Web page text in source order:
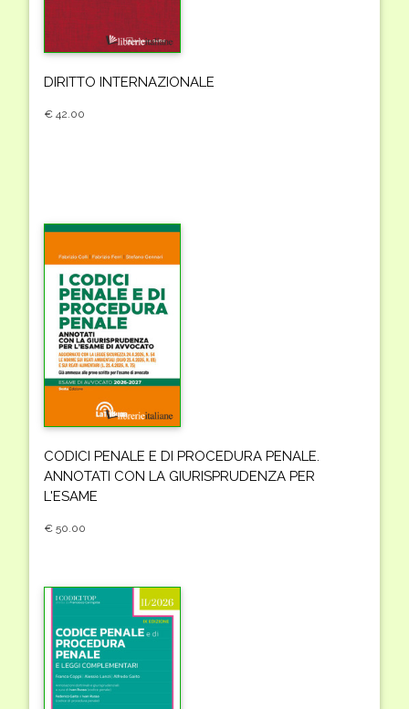
DIRITTO INTERNAZIONALE
€ 42.00
CODICI PENALE E DI PROCEDURA PENALE.
ANNOTATI CON LA GIURISPRUDENZA PER
L'ESAME
€ 50.00